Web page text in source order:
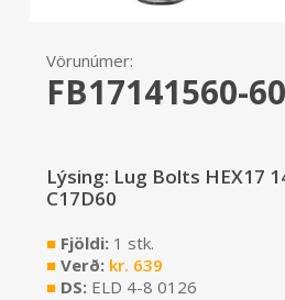
Vörunúmer:
FB17141560-
Lýsing: Lug Bolts HEX17
C17D60
■Fjöldi: 1 stk.
■Verð: kr. 639
■DS: ELD 4-8 0126